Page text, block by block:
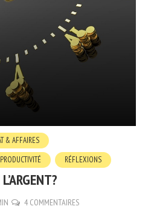
& AFFAIRES
PRODUCTIVITÉ RÉFLEXIONS
4 COMMENTAIRES